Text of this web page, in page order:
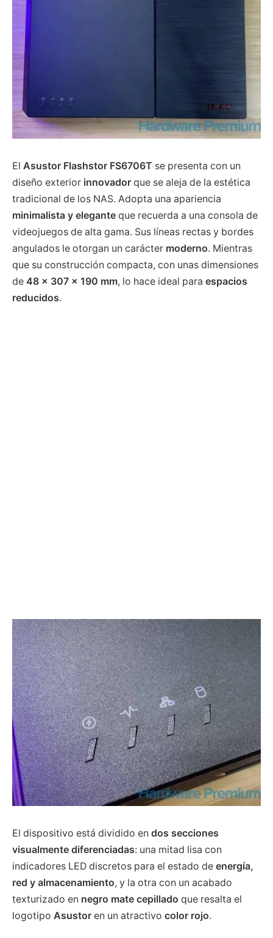
El Asustor Flashstor FS6706T se presenta con un
diseño exterior innovador que se aleja de la estética
tradicional de los NAS. Adopta una apariencia
minimalista y elegante que recuerda a una consola de
videojuegos de alta gama. Sus líneas rectas y bordes
angulados le otorgan un carácter moderno. Mientras
que su construcción compacta, con unas dimensiones
de 48 x 307 x 190 mm, lo hace ideal para espacios
reducidos.
El dispositivo está dividido en dos secciones
visualmente diferenciadas: una mitad lisa con
indicadores LED discretos para el estado de energía,
red y almacenamiento, y la otra con un acabado
texturizado en negro mate cepillado que resalta el
logotipo Asustor en un atractivo color rojo.